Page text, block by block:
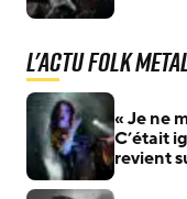
L'actu Folk
« Je ne
C’était
revient